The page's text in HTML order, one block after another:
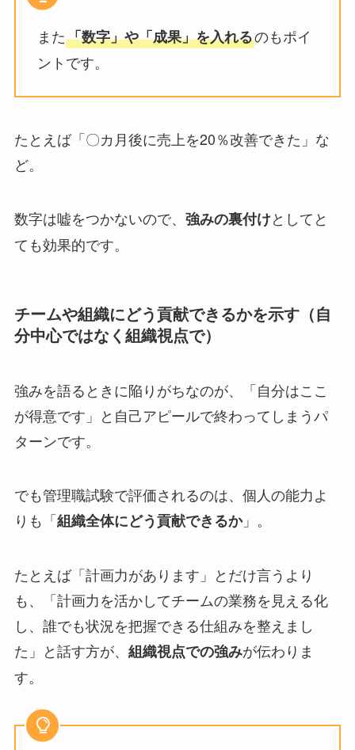
また「数字」や「成果」を入れるのもポイ
ントです。
たとえば「〇カ月後に売上を20％改善できた」な
ど。
数字は嘘をつかないので、 強みの裏付けとしてと
ても効果的です。
チームや組織にどう貢献できるかを示す（自
分中心ではなく組織視点で）
強みを語るときに陥りがちなのが、「自分はここ
が得意です」と自己アピールで終わってしまうパ
ターンです。
でも管理職試験で評価されるのは、個人の能力よ
りも「組織全体にどう貢献できるか」。
たとえば「計画力があります」とだけ言うより
も、「計画力を活かしてチームの業務を見える化
し、誰でも状況を把握できる仕組みを整えまし
た」と話す方が、 組織視点での強みが伝わりま
す。